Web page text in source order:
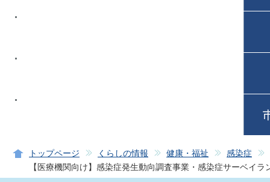
トップページ くらしの情報 健康・福祉
感染症
【医療機関向け】感染症発生動向調査事業・感染症サーベイラ